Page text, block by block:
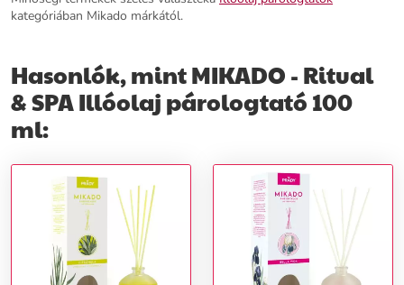
kategóriában Mikado márkától.
Hasonlók, mint MIKADO - Ritual
& SPA Illóolaj párologtató 100
ml: